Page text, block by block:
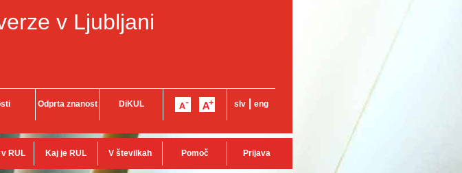
v Ljubljani
Odprta znanost DiKUL slv eng
v RUL Kaj je RUL V številkah Pomoč Prijava